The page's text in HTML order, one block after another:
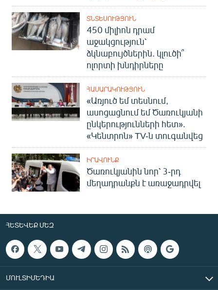
ՏՆՏԵՍՈՒԹՅՈՒՆ
450 միլիոն դրամ
աջակցություն՝
ձկնաբույծներին. կլուծի՞
ոլորտի խնդիրները
ՀԱՍԱՐԱԿՈՒԹՅՈՒՆ
«Առյուծ եմ տեսնում,
ասոցացնում եմ Ծառուկյանի
ընկերությունների հետ».
«Կենտրոն» TV-ն տուգանվեց
ԻՐԱՎՈՒՆՔ
Ծառուկյանին նոր՝ 3-րդ
մեղադրանքն է առաջադրվել
ՀԵՏԵՎԵՔ ՄԵԶ
ՄՈՒԼՏԻՄԵԴԻԱ